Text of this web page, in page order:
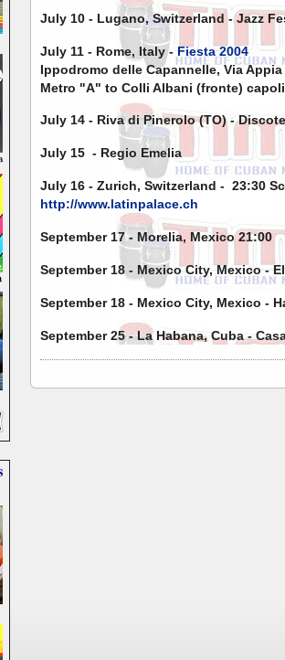
July 10 - Lugano, Switzerland - Jazz
July 11 - Rome, Italy - Fiesta 2004
Ippodromo delle Capannelle, Via Appia
Metro "A" to Colli Albani (fronte)
July 14 - Riva di Pinerolo (TO) -
July 15 - Regio Emelia
July 16 - Zurich, Switzerland - 23:30
http://www.latinpalace.ch
September 17 - Morelia, Mexico 21:00
September 18 - Mexico City, Mexico -
September 18 - Mexico City, Mexico -
September 25 - La Habana, Cuba -